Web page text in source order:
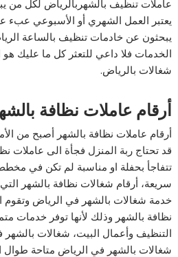
عاملات تنظيف بالشهربالرياض لكل من
يعتبر العمل الشهري أو الأسبوعي
يبحثون عن خادمات تنظيف بالساعة
الخدمات فلا داعي للتعثر كل ما عليك هو
شغالات بالرياض.
أرقام عاملات نظافة
أرقام عاملات نظافة بالشهر أصبح من
قد تحتاج ربة المنزل فجأة الى عاملات
تتفاجأ بحفلة او مناسبة لم تكن في
سريعة، أرقام شغالات نظافة بالشهر
خدمة شغالات بالشهر في الرياض وتقوم
نظافة بالشهر وذلك لأنها توفر خدمات
التنظيف وأعمال البيت، شغالات
شغالات بالشهر في الرياض متاحة طوال